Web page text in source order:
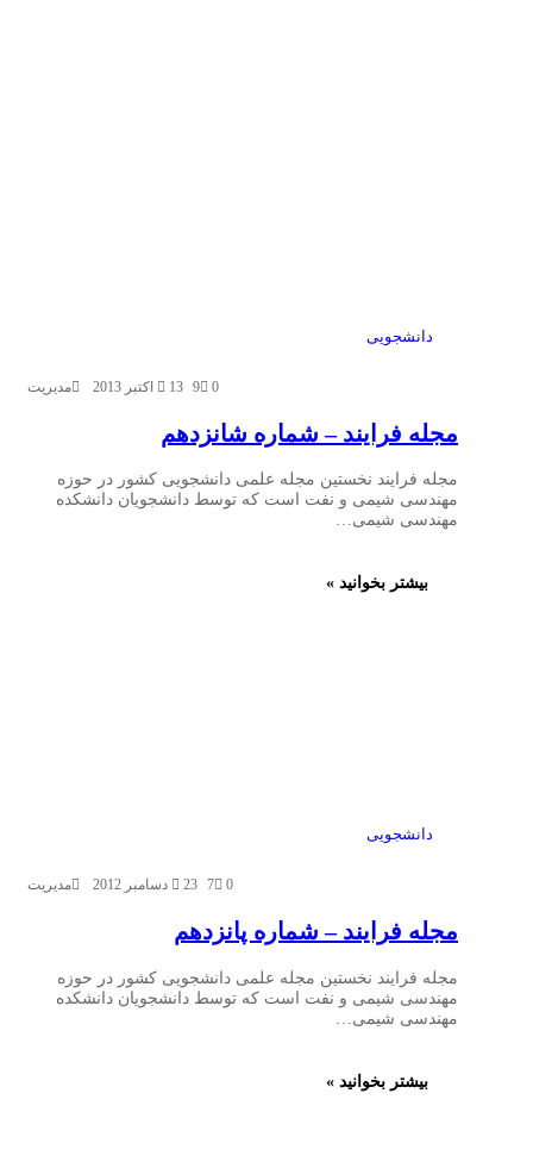
دانشجویی
مدیریت 13 اکتبر 2013 0
9
مجله فرایند – شماره شانزدهم
مجله فرایند نخستین مجله علمی دانشجویی کشور در حوزه
مهندسی شیمی و نفت است که توسط دانشجویان دانشکده
مهندسی شیمی…
بیشتر بخوانید »
دانشجویی
مدیریت 23 دسامبر 2012 0
7
مجله فرایند – شماره پانزدهم
مجله فرایند نخستین مجله علمی دانشجویی کشور در حوزه
مهندسی شیمی و نفت است که توسط دانشجویان دانشکده
مهندسی شیمی…
بیشتر بخوانید »